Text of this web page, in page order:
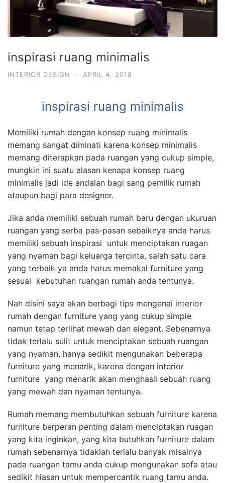
inspirasi ruang minimalis
INTERIOR DESIGN · APRIL 4, 2018
inspirasi ruang minimalis
Memiliki rumah dengan konsep ruang minimalis
memang sangat diminati karena konsep minimalis
memang diterapkan pada ruangan yang cukup simple,
mungkin ini suatu alasan kenapa konsep ruang
minimalis jadi ide andalan bagi sang pemilik rumah
ataupun bagi para designer.
Jika anda memiliki sebuah rumah baru dengan ukuruan
ruangan yang serba pas-pasan sebaiknya anda harus
memiliki sebuah inspirasi untuk menciptakan ruagan
yang nyaman bagi keluarga tercinta, salah satu cara
yang terbaik ya anda harus memakai furniture yang
sesuai kebutuhan ruangan rumah anda tentunya.
Nah disini saya akan berbagi tips mengenai interior
rumah dengan furniture yang yang cukup simple
namun tetap terlihat mewah dan elegant. Sebenarnya
tidak terlalu sulit untuk menciptakan sebuah ruangan
yang nyaman. hanya sedikit mengunakan beberapa
furniture yang menarik, karena dengan interior
furniture yang menarik akan menghasil sebuah ruang
yang mewah dan nyaman tentunya.
Rumah memang membutuhkan sebuah furniture karena
furniture berperan penting dalam menciptakan ruagan
yang kita inginkan, yang kita butuhkan furniture dalam
rumah sebenarnya tidaklah terlalu banyak misalnya
pada ruangan tamu anda cukup mengunakan sofa atau
sedikit hiasan untuk mempercantik ruang tamu anda.